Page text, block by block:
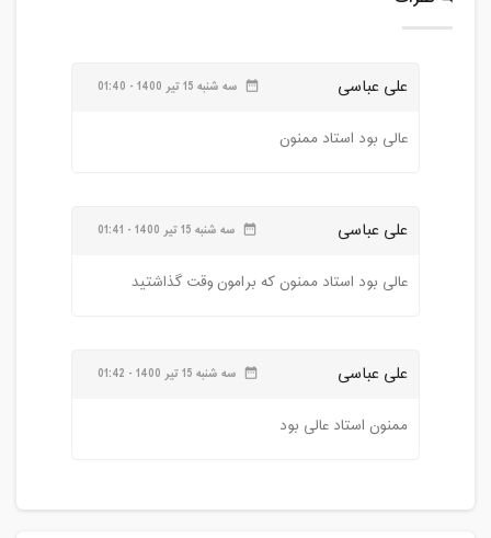
علی عباسی date_range سه شنبه 15 تیر 1400 - 01:40
عالی بود استاد ممنون
علی عباسی date_range سه شنبه 15 تیر 1400 - 01:41
عالی بود استاد ممنون که برامون وقت گذاشتید
علی عباسی date_range سه شنبه 15 تیر 1400 - 01:42
ممنون استاد عالی بود